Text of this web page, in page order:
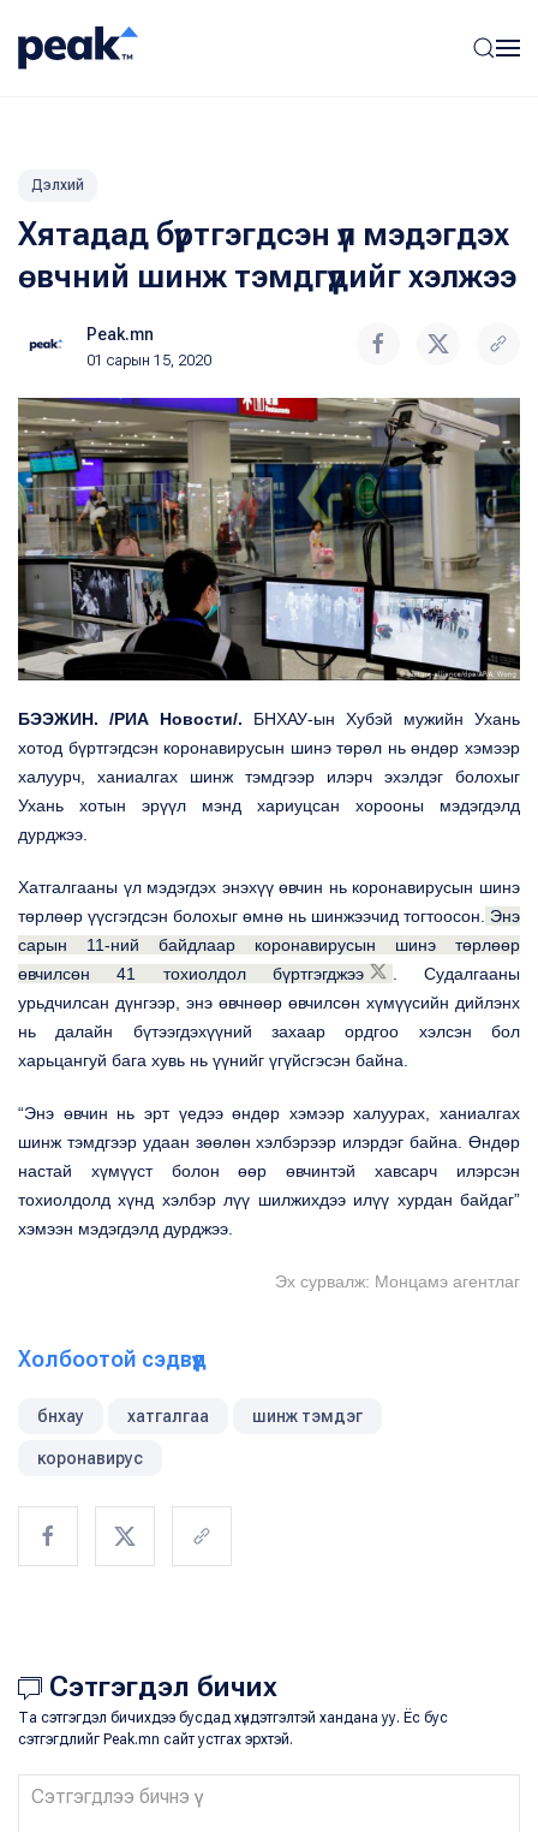
Дэлхий
Хятадад бүртгэгдсэн үл мэдэгдэх
өвчний шинж тэмдгүүдийг хэлжээ
Peak.mn
01 сарын 15, 2020
БЭЭЖИН. /РИА Новости/. БНХАУ-ын Хубэй мужийн Ухань
хотод бүртгэгдсэн коронавирусын шинэ төрөл нь өндөр хэмээр
халуурч, ханиалгах шинж тэмдгээр илэрч эхэлдэг болохыг
Ухань хотын эрүүл мэнд хариуцсан хорооны мэдэгдэлд
дурджээ.
Хатгалгааны үл мэдэгдэх энэхүү өвчин нь коронавирусын шинэ
төрлөөр үүсгэгдсэн болохыг өмнө нь шинжээчид тогтоосон. Энэ
сарын 11-ний байдлаар коронавирусын шинэ төрлөөр
өвчилсөн 41 тохиолдол бүртгэгджээ
. Судалгааны
урьдчилсан дүнгээр, энэ өвчнөөр өвчилсөн хүмүүсийн дийлэнх
нь далайн бүтээгдэхүүний захаар ордгоо хэлсэн бол
харьцангуй бага хувь нь үүнийг үгүйсгэсэн байна.
“Энэ өвчин нь эрт үедээ өндөр хэмээр халуурах, ханиалгах
шинж тэмдгээр удаан зөөлөн хэлбэрээр илэрдэг байна. Өндөр
настай хүмүүст болон өөр өвчинтэй хавсарч илэрсэн
тохиолдолд хүнд хэлбэр лүү шилжихдээ илүү хурдан байдаг”
хэмээн мэдэгдэлд дурджээ.
Эх сурвалж: Монцамэ агентлаг
Холбоотой сэдвүүд
бнхау хатгалгаа шинж тэмдэг
коронавирус
Сэтгэгдэл бичих
Та сэтгэгдэл бичихдээ бусдад хүндэтгэлтэй хандана уу. Ёс бус
сэтгэгдлийг Peak.mn сайт устгах эрхтэй.